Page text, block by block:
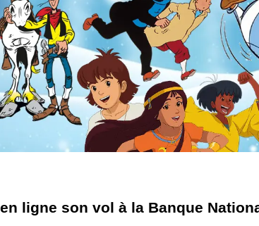
ligne son vol à la Banque